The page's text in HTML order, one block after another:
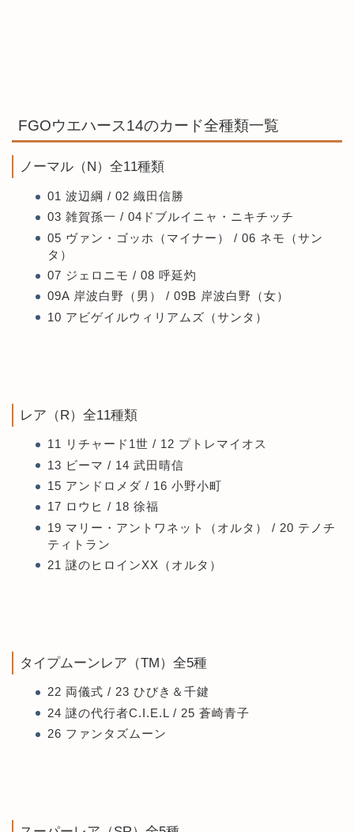
FGOウエハース14のカード全種類一覧
ノーマル（N）全11種類
01 波辺綱 / 02 織田信勝
03 雑賀孫一 / 04ドブルイニャ・ニキチッチ
05 ヴァン・ゴッホ（マイナー） / 06 ネモ（サン
タ）
07 ジェロニモ / 08 呼延灼
09A 岸波白野（男） / 09B 岸波白野（女）
10 アビゲイルウィリアムズ（サンタ）
レア（R）全11種類
11 リチャード1世 / 12 プトレマイオス
13 ビーマ / 14 武田晴信
15 アンドロメダ / 16 小野小町
17 ロウヒ / 18 徐福
19 マリー・アントワネット（オルタ） / 20 テノチ
ティトラン
21 謎のヒロインXX（オルタ）
タイプムーンレア（TM）全5種
22 両儀式 / 23 ひびき＆千鍵
24 謎の代行者C.I.E.L / 25 蒼崎青子
26 ファンタズムーン